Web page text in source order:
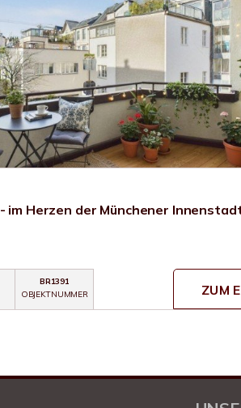
- im Herzen der Münchener
BR1391
OBJEKTNUMMER
ZUM